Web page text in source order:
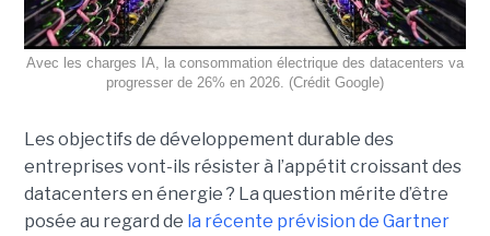
Avec les charges IA, la consommation électrique des datacenters va
progresser de 26% en 2026. (Crédit Google)
Les objectifs de développement durable des
entreprises vont-ils résister à l’appétit croissant des
datacenters en énergie ? La question mérite d’être
posée au regard de la récente prévision de Gartner